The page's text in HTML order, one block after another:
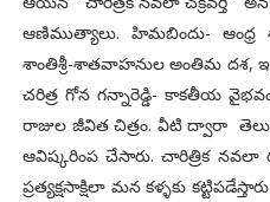
ఆణిముత్యాలు. హిమబిందు-
శాంతిశ్రీ-శాతవాహనుల అంతిమ దశ,
చరిత్ర గోన గన్నారెడ్డి- కాకతీయ
రాజుల జీవిత చిత్రం. వీటి ద్వారా
ఆవిష్కరింప చేసారు. చారిత్రిక నవలా
ప్రత్యక్షసాక్షిలా మన కళ్ళకు